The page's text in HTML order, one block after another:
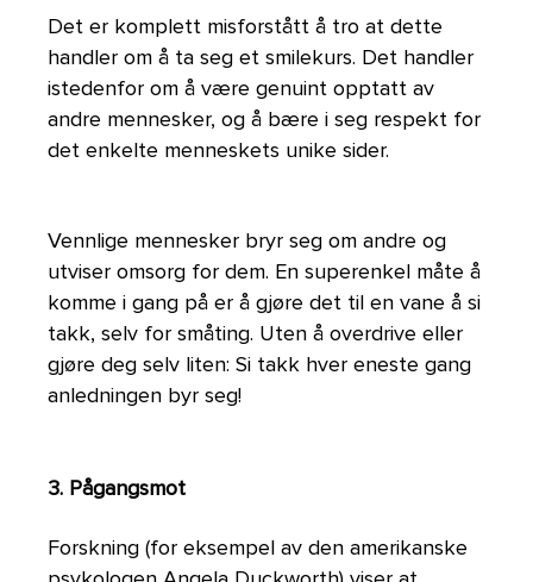
Det er komplett misforstått å tro at dette
handler om å ta seg et smilekurs. Det handler
istedenfor om å være genuint opptatt av
andre mennesker, og å bære i seg respekt for
det enkelte menneskets unike sider.
Vennlige mennesker bryr seg om andre og
utviser omsorg for dem. En superenkel måte å
komme i gang på er å gjøre det til en vane å si
takk, selv for småting. Uten å overdrive eller
gjøre deg selv liten: Si takk hver eneste gang
anledningen byr seg!
3. Pågangsmot
Forskning (for eksempel av den amerikanske